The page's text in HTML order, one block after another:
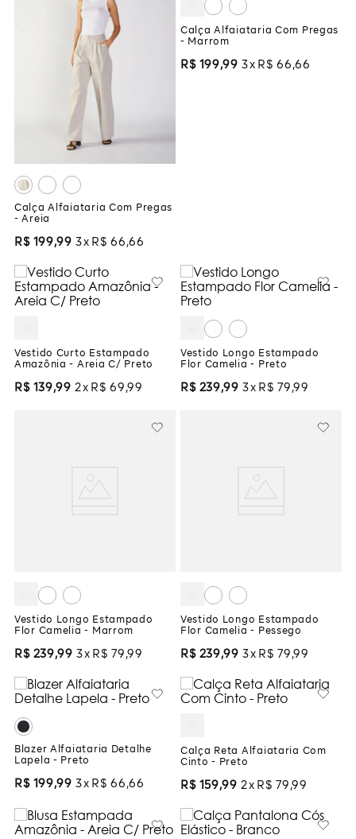
Calça Alfaiataria Com Pregas
- Areia
R$ 199,99 3 R$ 66 ,66
Calça Alfaiataria Com Pregas
- Marrom
R$ 199,99 3 R$ 66 ,66
Vestido Curto Estampado
Amazônia - Areia C/ Preto
R$ 139,99 2 R$ 69 ,99
Vestido Longo Estampado
Flor Camelia - Preto
R$ 239,99 3 R$ 79 ,99
Vestido Longo Estampado
Flor Camelia - Marrom
R$ 239,99 3 R$ 79 ,99
Vestido Longo Estampado
Flor Camelia - Pessego
R$ 239,99 3 R$ 79 ,99
Blazer Alfaiataria Detalhe
Lapela - Preto
R$ 199,99 3 R$ 66 ,66
Calça Reta Alfaiataria Com
Cinto - Preto
R$ 159,99 2 R$ 79 ,99